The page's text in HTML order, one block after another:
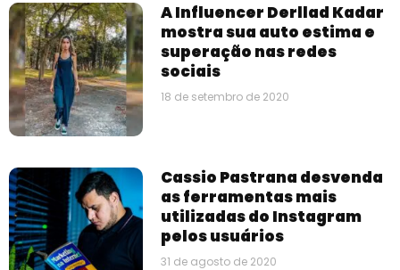
A Influencer Derllad Kadar
mostra sua auto estima e
superação nas redes
sociais
18 de setembro de 2020
Cassio Pastrana desvenda
as ferramentas mais
utilizadas do Instagram
pelos usuários
31 de agosto de 2020